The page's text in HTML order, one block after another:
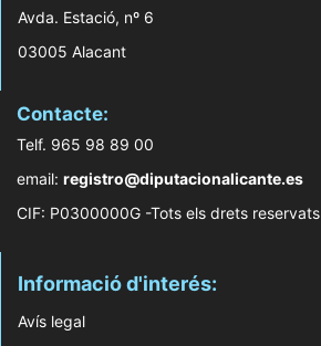
Avda. Estació, nº 6
03005 Alacant
Contacte:
Telf. 965 98 89 00
email: registro@diputacionalicante.es
CIF: P0300000G -Tots els drets reservats
Informació d'interés:
Avís legal